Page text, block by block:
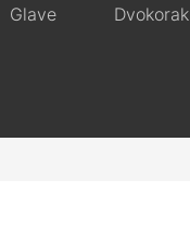
Glave Dvokorak